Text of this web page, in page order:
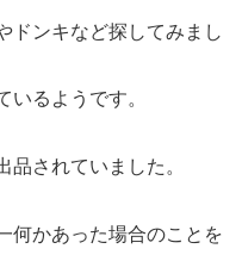
ドンキなど探してみまし
いるようです。
品されていました。
何かあった場合のことを